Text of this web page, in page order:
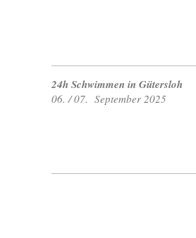
24h Schwimmen in Gütersloh
06. / 07. September 2025